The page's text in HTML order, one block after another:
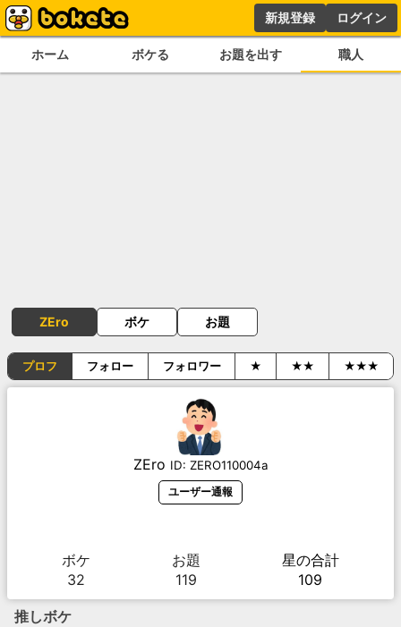
新規登録 ログイン
ホーム ボケる お題を出す 職人
ZEro ボケ お題
プロフ フォロー フォロワー ★ ★★ ★★★
ZEro ID: ZERO110004a
ユーザー通報
ボケ
32
お題
119
星の合計
109
推しボケ